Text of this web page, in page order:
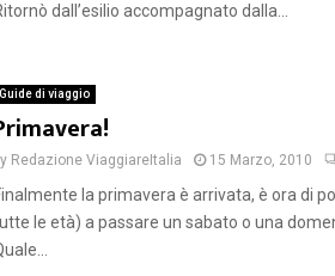
dall’esilio accompagnato dalla...
Guide di viaggio
Redazione ViaggiareItalia 15 Marzo, 2010
la primavera è arrivata, è ora di
le età) a passare un sabato o una